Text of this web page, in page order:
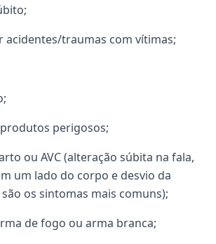
acidentes/traumas com vítimas;
perigosos;
ou AVC (alteração súbita na fala,
um lado do corpo e desvio da
os sintomas mais comuns);
de fogo ou arma branca;